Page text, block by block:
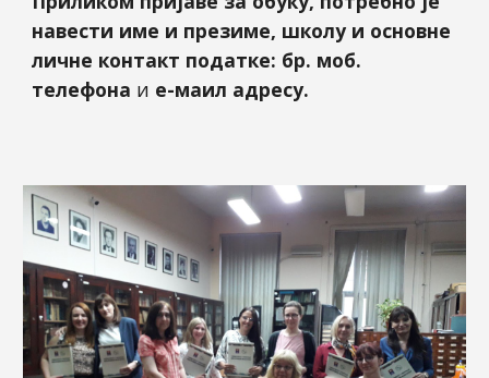
навести име и презиме, школу и основне
личне контакт податке: бр. моб.
телефона и е-маил адресу.